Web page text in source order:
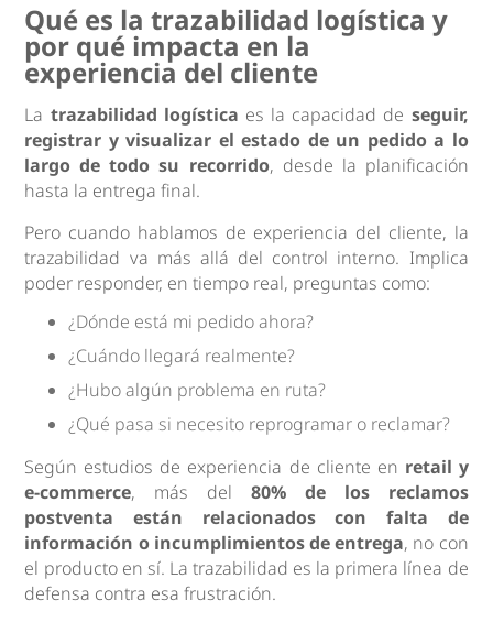
Qué es la trazabilidad logística y
por qué impacta en la
experiencia del cliente
La trazabilidad logística es la capacidad de seguir,
registrar y visualizar el estado de un pedido a lo
largo de todo su recorrido, desde la planificación
hasta la entrega final.
Pero cuando hablamos de experiencia del cliente, la
trazabilidad va más allá del control interno. Implica
poder responder, en tiempo real, preguntas como:
¿Dónde está mi pedido ahora?
¿Cuándo llegará realmente?
¿Hubo algún problema en ruta?
¿Qué pasa si necesito reprogramar o reclamar?
Según estudios de experiencia de cliente en retail y
e-commerce, más del 80% de los reclamos
postventa están relacionados con falta de
información o incumplimientos de entrega, no con
el producto en sí. La trazabilidad es la primera línea de
defensa contra esa frustración.